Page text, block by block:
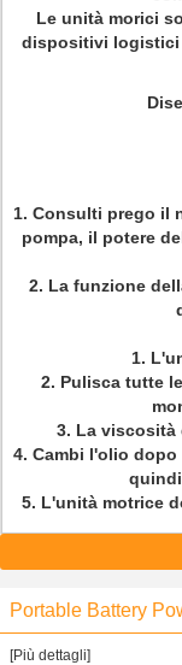
Le unità morici
dispositivi logistici
1. Consulti prego il
pompa, il potere
2. La funzione
1.
2. Pulisca tutte
3. La viscosità
4. Cambi l'olio
5. L'unità motrice
Portable Battery
[Più dettagli]